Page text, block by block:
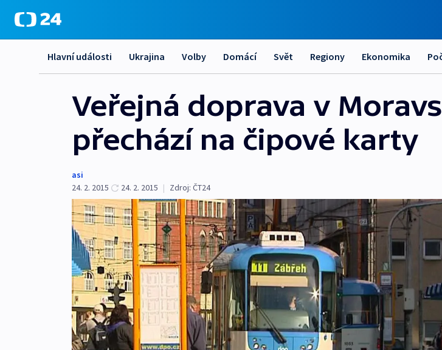
Hlavní události Ukrajina Volby Domácí Svět Regiony Ekonomika
Veřejná doprava v
přechází na čipové karty
asi
24. 2. 2015
24. 2. 2015 | Zdroj: ČT24